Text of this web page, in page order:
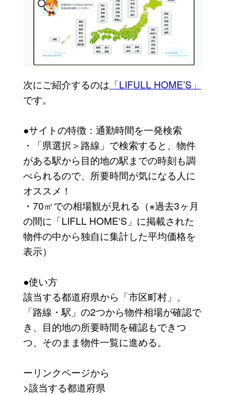
次にご紹介するのは 「LIFULL HOME’S」
です。
●サイトの特徴：通勤時間を一発検索
・「県選択＞路線」で検索すると、物件
がある駅から目的地の駅までの時刻も調
べられるので、所要時間が気になる人に
オススメ！
・70㎡での相場観が見れる（※過去3ヶ月
の間に「LIFLL HOME'S」に掲載された
物件の中から独自に集計した平均価格を
表示）
●使い方
該当する都道府県から「市区町村」、
「路線・駅」の2つから物件相場が確認で
き、目的地の所要時間を確認もできつ
つ、そのまま物件一覧に進める。
ーリンクページから
>該当する都道府県